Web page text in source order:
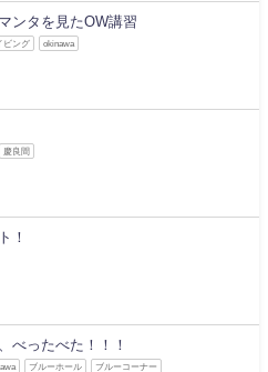
ンタを見たOW講習
ビング okinawa
慶良間
！
べったべた！！！
ブルーホール ブルーコーナー